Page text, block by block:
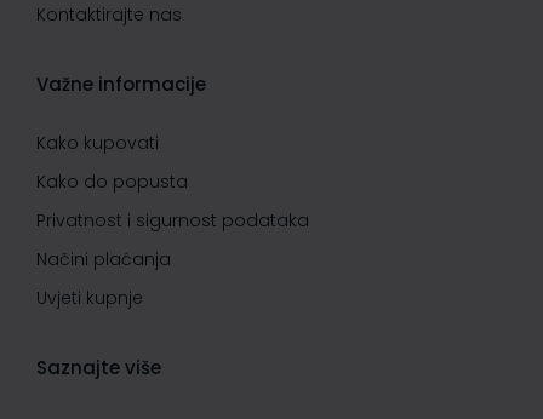
Kontaktirajte nas
Važne informacije
Kako kupovati
Kako do popusta
Privatnost i sigurnost podataka
Načini plaćanja
Uvjeti kupnje
Saznajte više